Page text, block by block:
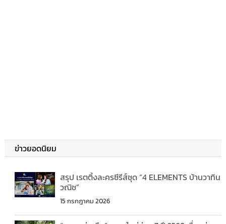
ข่าวยอดนิยม
สรุป เรตติ้งละครซีรีส์ชุด “4 ELEMENTS บ้านวาทิน
วณิช”
15 กรกฎาคม 2026